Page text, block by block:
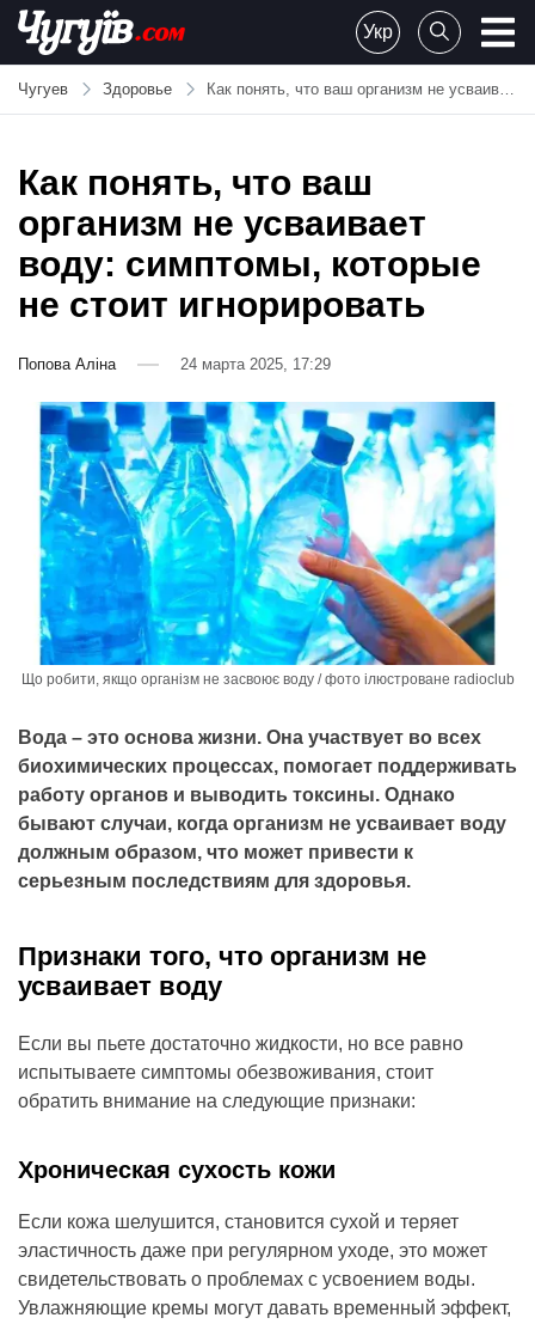
Skip
content
Chuguiv
Укр
Чугуев Здоровье Как понять, что ваш организм не усваивает воду: симптомы, которые не стоит игнорировать
Как понять, что ваш
организм не усваивает
воду: симптомы, которые
не стоит игнорировать
Попова Аліна 24 марта 2025, 17:29
Що робити, якщо організм не засвоює воду / фото ілюстроване radioclub
Вода – это основа жизни. Она участвует во всех
биохимических процессах, помогает поддерживать
работу органов и выводить токсины. Однако
бывают случаи, когда организм не усваивает воду
должным образом, что может привести к
серьезным последствиям для здоровья.
Признаки того, что организм не
усваивает воду
Если вы пьете достаточно жидкости, но все равно
испытываете симптомы обезвоживания, стоит
обратить внимание на следующие признаки:
Хроническая сухость кожи
Если кожа шелушится, становится сухой и теряет
эластичность даже при регулярном уходе, это может
свидетельствовать о проблемах с усвоением воды.
Увлажняющие кремы могут давать временный эффект,